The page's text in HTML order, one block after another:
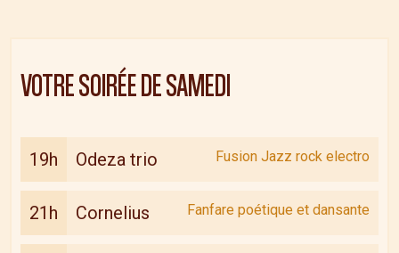
VOTRE SOIRÉE DESAMEDI
19h Odeza trio Fusion Jazz rock electro
21h Cornelius Fanfare poétique et dansante